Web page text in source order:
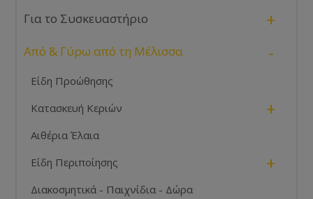
Για το Συσκευαστήριο +
Από & Γύρω από τη Μέλισσα -
Είδη Προώθησης
Κατασκευή Κεριών
+
Αιθέρια Έλαια
Είδη Περιποίησης
+
Διακοσμητικά - Παιχνίδια - Δώρα